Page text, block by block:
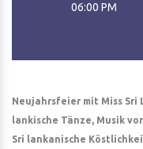
06:00 PM
Neujahrsfeier mit Miss Sri
lankische Tänze, Musik
Sri lankanische